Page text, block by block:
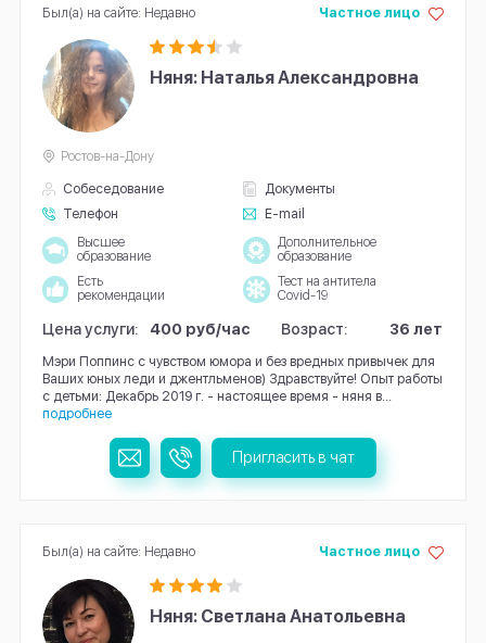
Няня: Наталья Александровна
Собеседование
Документы
Телефон
E-mail
Частное лицо
Ростов-на-Дону
Высшее
образование
Дополнительное
образование
Есть
рекомендации
Тест на антитела
Covid-19
Цена услуги: 400 руб/час Возраст: 36 лет
Мэри Поппинс с чувством юмора и без вредных привычек для
Ваших юных леди и джентльменов) Здравствуйте! Опыт работы
с детьми: Декабрь 2019 г. - настоящее время - няня в...
подробнее
Был(а) на сайте: Недавно
Пригласить в чат
Няня: Светлана Анатольевна
Частное лицо
Был(а) на сайте: Недавно